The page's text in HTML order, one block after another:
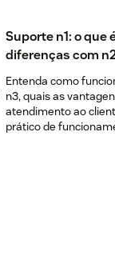
Suporte n1: o que
diferenças com
Entenda como
n3, quais as
atendimento ao
prático de